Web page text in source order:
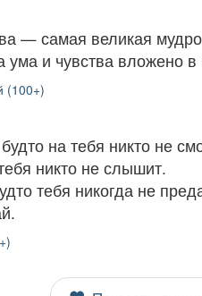
— самая великая
ума и чувства вложено
(100+)
на тебя никто не
никто не слышит.
тебя никогда не